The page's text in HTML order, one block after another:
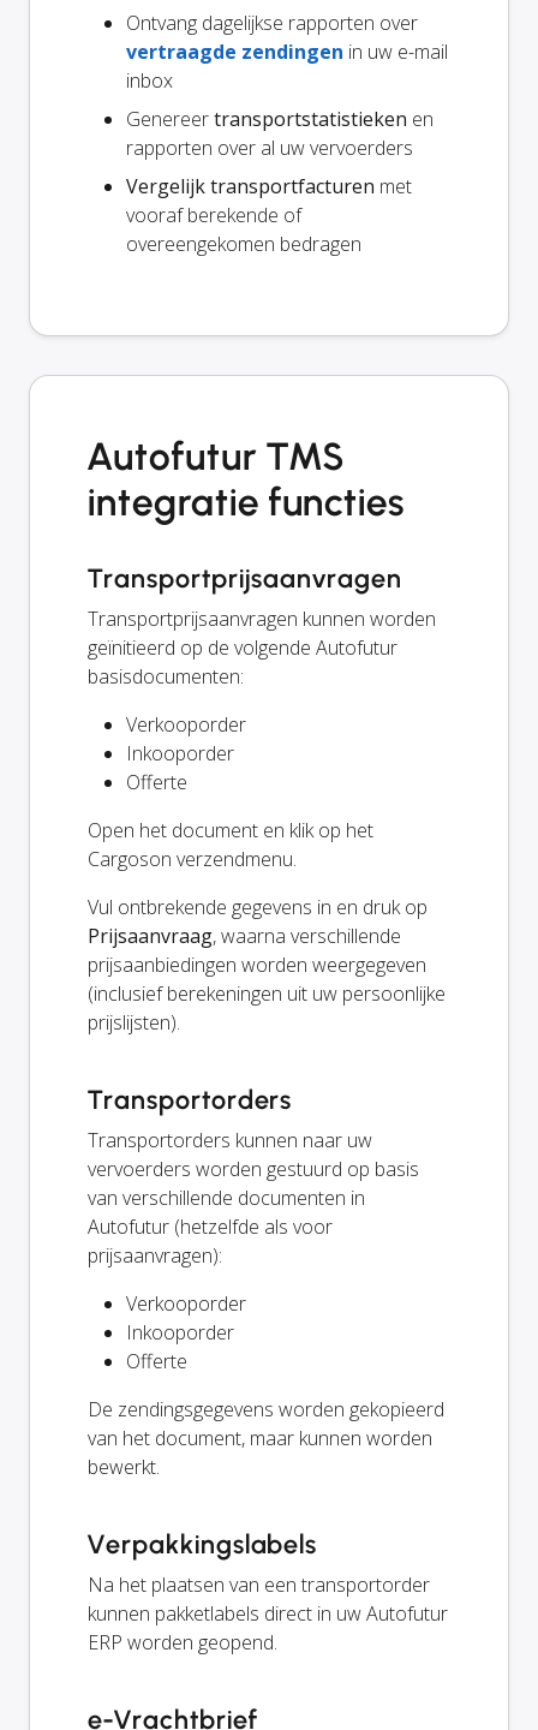
Ontvang dagelijkse rapporten over
vertraagde zendingen in uw e-mail
inbox
Genereertransportstatistieken en
rapporten over al uw vervoerders
Vergelijk transportfacturen met
vooraf berekende of
overeengekomen bedragen
Autofutur TMS
integratie functies
Transportprijsaanvragen
Transportprijsaanvragen kunnen worden
geïnitieerd op de volgende Autofutur
basisdocumenten:
Verkooporder
Inkooporder
Offerte
Open het document en klik op het
Cargoson verzendmenu.
Vul ontbrekende gegevens in en druk op
Prijsaanvraag, waarna verschillende
prijsaanbiedingen worden weergegeven
(inclusief berekeningen uit uw persoonlijke
prijslijsten).
Transportorders
Transportorders kunnen naar uw
vervoerders worden gestuurd op basis
van verschillende documenten in
Autofutur (hetzelfde als voor
prijsaanvragen):
Verkooporder
Inkooporder
Offerte
De zendingsgegevens worden gekopieerd
van het document, maar kunnen worden
bewerkt.
Verpakkingslabels
Na het plaatsen van een transportorder
kunnen pakketlabels direct in uw Autofutur
ERP worden geopend.
e-Vrachtbrief